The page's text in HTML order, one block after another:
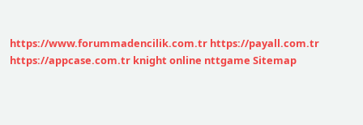
https://www.forummadencilik.com.tr https://payall.com.tr
https://appcase.com.tr knight online nttgame Sitemap